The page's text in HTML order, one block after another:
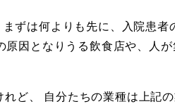
ずは何よりも先に、入院患者
因となりうる飲食店や、人が
ど、 自分たちの業種は上記